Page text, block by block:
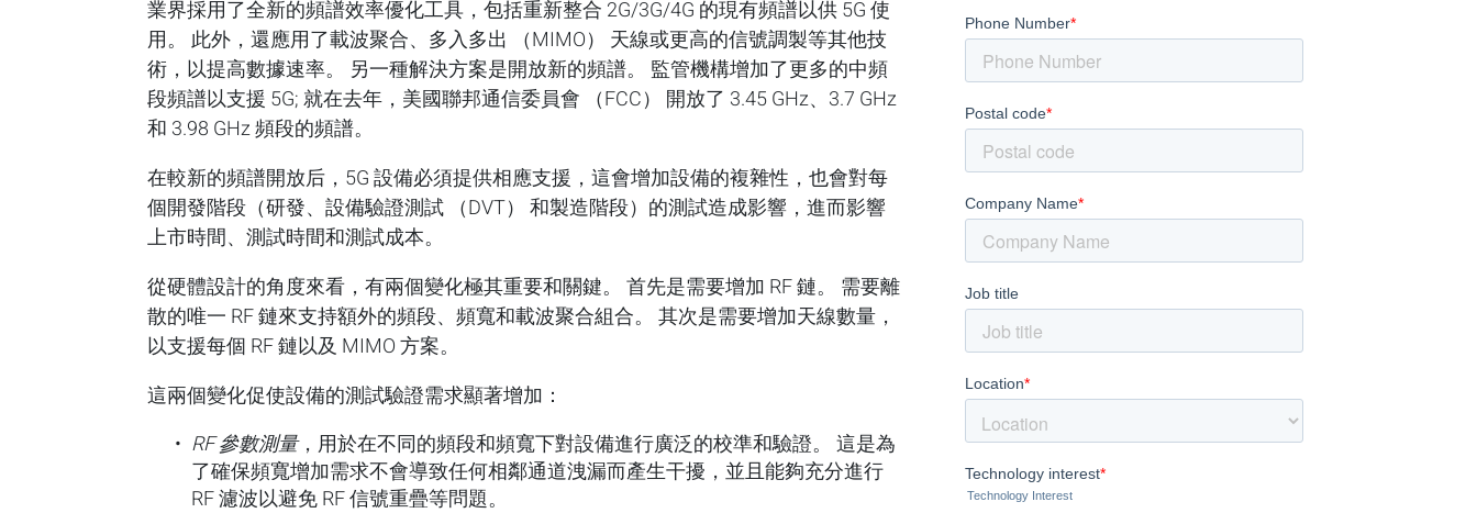
業界採用了全新的頻譜效率優化工具，包括重新整合 2G/3G/4G 的現有頻譜以供 5G 使
用。 此外，還應用了載波聚合、多入多出 （MIMO） 天線或更高的信號調製等其他技
術，以提高數據速率。 另一種解決方案是開放新的頻譜。 監管機構增加了更多的中頻
段頻譜以支援 5G; 就在去年，美國聯邦通信委員會 （FCC） 開放了 3.45 GHz、3.7 GHz
和 3.98 GHz 頻段的頻譜。
在較新的頻譜開放后，5G 設備必須提供相應支援，這會增加設備的複雜性，也會對每
個開發階段（研發、設備驗證測試 （DVT） 和製造階段）的測試造成影響，進而影響
上市時間、測試時間和測試成本。
從硬體設計的角度來看，有兩個變化極其重要和關鍵。 首先是需要增加 RF 鏈。 需要離
散的唯一 RF 鏈來支持額外的頻段、頻寬和載波聚合組合。 其次是需要增加天線數量，
以支援每個 RF 鏈以及 MIMO 方案。
這兩個變化促使設備的測試驗證需求顯著增加：
RF 參數測量，用於在不同的頻段和頻寬下對設備進行廣泛的校準和驗證。 這是為
了確保頻寬增加需求不會導致任何相鄰通道洩漏而產生干擾，並且能夠充分進行
RF 濾波以避免 RF 信號重疊等問題。